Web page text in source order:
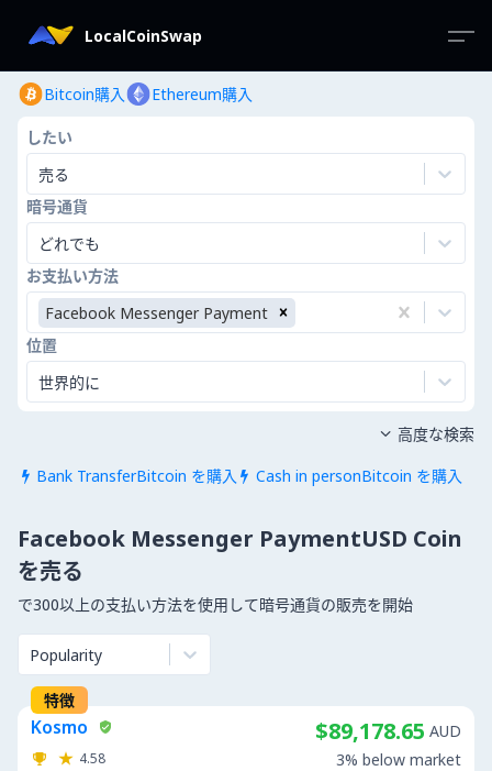
LocalCoinSwap
Bitcoin購入 Ethereum購入
したい
売る
暗号通貨
どれでも
お支払い方法
Facebook Messenger Payment
位置
世界的に
 Bank TransferBitcoin を購入  Cash in personBitcoin を購入
 高度な検索
Facebook Messenger PaymentUSD Coin
を売る
で300以上の支払い方法を使用して暗号通貨の販売を開始
Popularity
特徴
Kosmo
4.58
$89,178.65 AUD
3% below market